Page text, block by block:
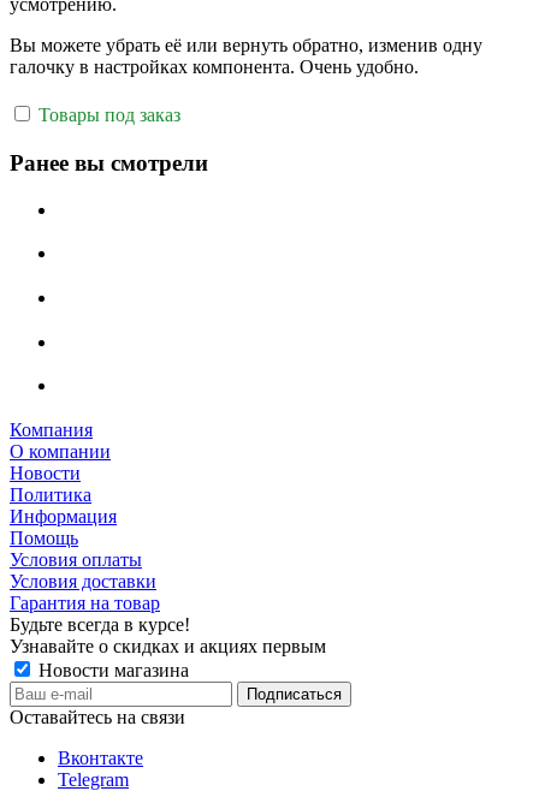
Вы можете убрать её или вернуть обратно, изменив одну
галочку в настройках компонента. Очень удобно.
Товары под заказ
Ранее вы смотрели
Компания
О компании
Новости
Политика
Информация
Помощь
Условия оплаты
Условия доставки
Гарантия на товар
Будьте всегда в курсе!
Узнавайте о скидках и акциях первым
Новости магазина
Оставайтесь на связи
Вконтакте
Telegram